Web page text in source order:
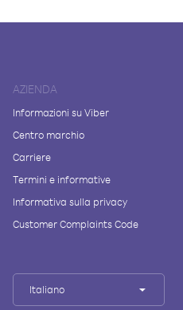
AZIENDA
Informazioni su Viber
Centro marchio
Carriere
Termini e informative
Informativa sulla privacy
Customer Complaints Code
Italiano